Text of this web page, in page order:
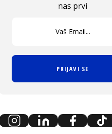
nas prvi
PRIJAVI SE